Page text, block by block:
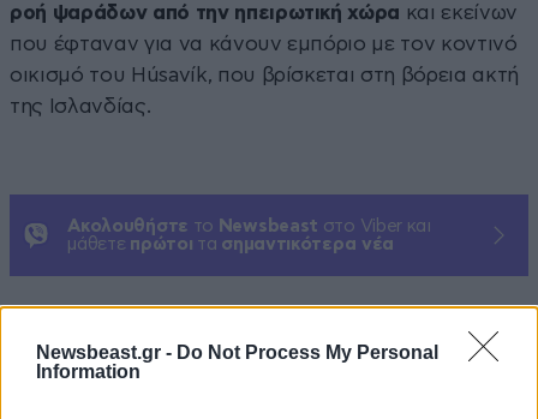
Newsbeast.gr - Do Not Process My Personal
Information
ροή ψαράδων από την ηπειρωτική χώρα και εκείνων
που έφταναν για να κάνουν εμπόριο με τον κοντινό
οικισμό του Húsavík, που βρίσκεται στη βόρεια ακτή
της Ισλανδίας.
Ακολουθήστε το Newsbeast στο Viber και
μάθετε πρώτοι τα σημαντικότερα νέα